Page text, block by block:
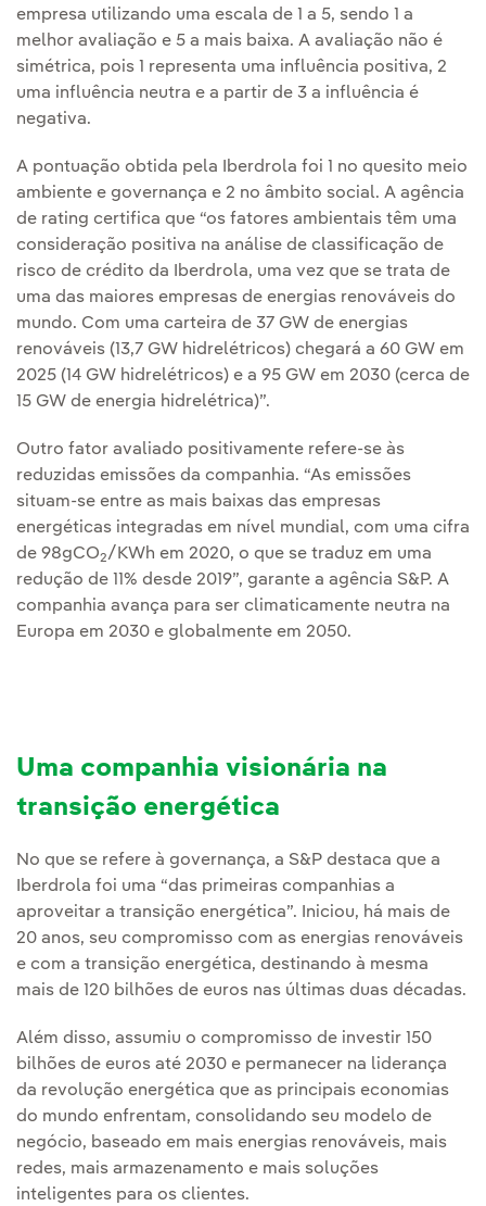
empresa utilizando uma escala de 1 a 5, sendo 1 a
melhor avaliação e 5 a mais baixa. A avaliação não é
simétrica, pois 1 representa uma influência positiva, 2
uma influência neutra e a partir de 3 a influência é
negativa.
A pontuação obtida pela Iberdrola foi 1 no quesito meio
ambiente e governança e 2 no âmbito social. A agência
de rating certifica que “os fatores ambientais têm uma
consideração positiva na análise de classificação de
risco de crédito da Iberdrola, uma vez que se trata de
uma das maiores empresas de energias renováveis do
mundo. Com uma carteira de 37 GW de energias
renováveis (13,7 GW hidrelétricos) chegará a 60 GW em
2025 (14 GW hidrelétricos) e a 95 GW em 2030 (cerca de
15 GW de energia hidrelétrica)”.
Outro fator avaliado positivamente refere-se às
reduzidas emissões da companhia. “As emissões
situam-se entre as mais baixas das empresas
energéticas integradas em nível mundial, com uma cifra
de 98gCO2/KWh em 2020, o que se traduz em uma
redução de 11% desde 2019”, garante a agência S&P. A
companhia avança para ser climaticamente neutra na
Europa em 2030 e globalmente em 2050.
Uma companhia visionária na
transição energética
No que se refere à governança, a S&P destaca que a
Iberdrola foi uma “das primeiras companhias a
aproveitar a transição energética”. Iniciou, há mais de
20 anos, seu compromisso com as energias renováveis
e com a transição energética, destinando à mesma
mais de 120 bilhões de euros nas últimas duas décadas.
Além disso, assumiu o compromisso de investir 150
bilhões de euros até 2030 e permanecer na liderança
da revolução energética que as principais economias
do mundo enfrentam, consolidando seu modelo de
negócio, baseado em mais energias renováveis, mais
redes, mais armazenamento e mais soluções
inteligentes para os clientes.